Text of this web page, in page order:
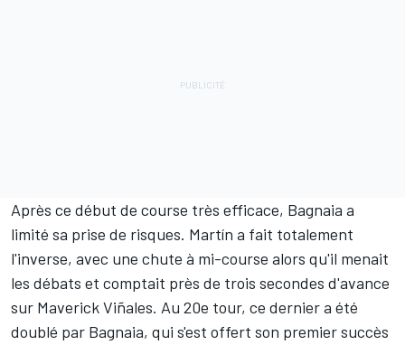
Après ce début de course très efficace, Bagnaia a
limité sa prise de risques. Martín a fait totalement
l'inverse, avec une chute à mi-course alors qu'il menait
les débats et comptait près de trois secondes d'avance
sur Maverick Viñales. Au 20e tour, ce dernier a été
doublé par Bagnaia, qui s'est offert son premier succès